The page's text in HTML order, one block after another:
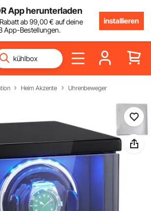
App herunterladen
Rabatt ab99,00€ auf deine
App-Bestellungen.
installieren
Heim Akzente Uhrenbeweger